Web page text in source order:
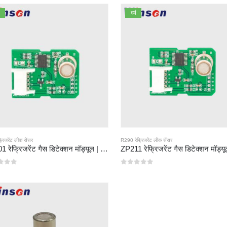
लीक सेंसर
ZP201 रेफ्रिजरेंट गैस डिटेक्शन मॉड्यूल | उच्च संवेदनशीलता R32 रिसाव सेंसर
गर्म
R290 रेफ्रिजरेंट लीक सेंसर